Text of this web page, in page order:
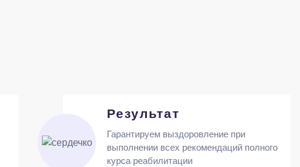
Результат
Гарантируем выздоровление при
выполнении всех рекомендаций полного
курса реабилитации